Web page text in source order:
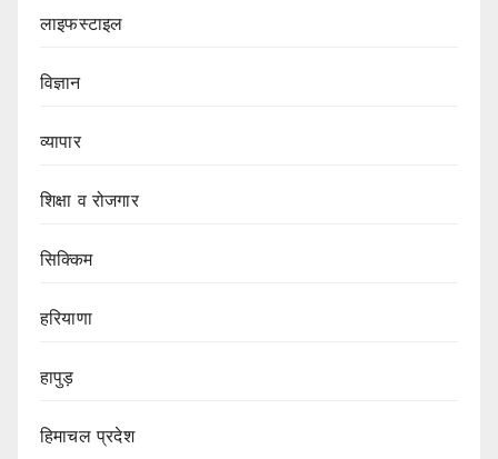
लाइफस्टाइल
विज्ञान
व्यापार
शिक्षा व रोजगार
सिक्किम
हरियाणा
हापुड़
हिमाचल प्रदेश